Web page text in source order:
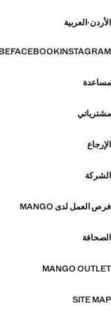
الأردن·العربية
INSTAGRAM
FACEBOOK
مساعدة
مشترياتي
الإرجاع
الشركة
فرص العمل لدى MANGO
الصحافة
MANGO OUTLET
SITE MAP